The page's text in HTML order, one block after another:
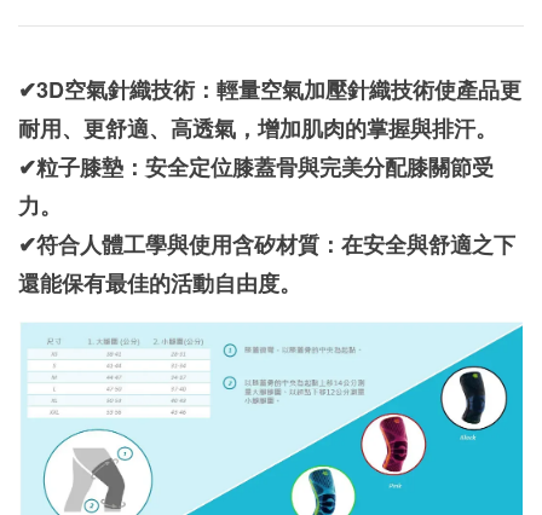
✔3D空氣針織技術：輕量空氣加壓針織技術使產品更
耐用、更舒適、高透氣，增加肌肉的掌握與排汗。
✔粒子膝墊：安全定位膝蓋骨與完美分配膝關節受
力。
✔符合人體工學與使用含矽材質：在安全與舒適之下
還能保有最佳的活動自由度。